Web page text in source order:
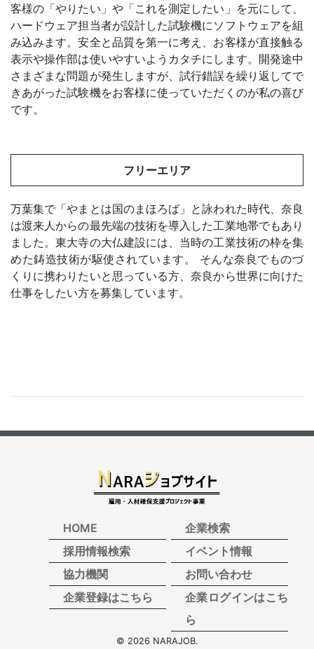
客様の「やりたい」や「これを測定したい」を元にして、
ハードウェア担当者が設計した試験機にソフトウェアを組
み込みます。安全と品質を第一に考え、お客様が直接触る
表示や操作部は使いやすいようカタチにします。開発途中
さまざまな問題が発生しますが、試行錯誤を繰り返してで
きあがった試験機をお客様に使っていただくのが私の喜び
です。
フリーエリア
万葉集で「やまとは国のまほろば」と詠われた時代、奈良
は渡来人からの最先端の技術を導入した工業地帯でもあり
ました。東大寺の大仏建設には、当時の工業技術の枠を集
めた鋳造技術が駆使されています。 そんな奈良でものづ
くりに携わりたいと思っている方、奈良から世界に向けた
仕事をしたい方を募集しています。
HOME
企業検索
採用情報検索
イベント情報
協力機関
お問い合わせ
企業登録はこちら
企業ログインはこち
ら
© 2026 NARAJOB.